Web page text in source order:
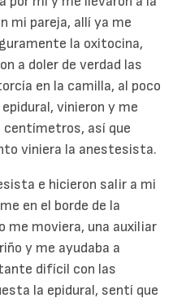
mi pareja, allí ya me
la oxitocina,
a doler de verdad las
en la camilla, al poco
vinieron y me
centímetros, así que
viniera la anestesista.
e hicieron salir a mi
en el borde de la
me moviera, una auxiliar
y me ayudaba a
difícil con las
la epidural, sentí que